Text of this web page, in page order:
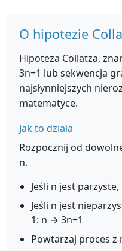
O hipotezie
Hipoteza Collatza,
3n+1 lub sekwencja
najsłynniejszych
matematyce.
Jak to działa
Rozpocznij od
n.
Jeśli n jest
Jeśli n jest
1: n → 3n+1
Powtarzaj proces z